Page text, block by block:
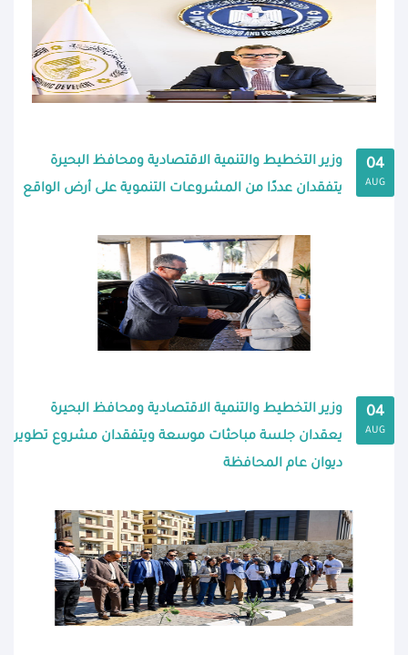
04
AUG
وزير التخطيط والتنمية الاقتصادية ومحافظ البحيرة
يتفقدان عددًا من المشروعات التنموية على أرض الواقع
04
AUG
وزير التخطيط والتنمية الاقتصادية ومحافظ البحيرة
يعقدان جلسة مباحثات موسعة ويتفقدان مشروع تطوير
ديوان عام المحافظة